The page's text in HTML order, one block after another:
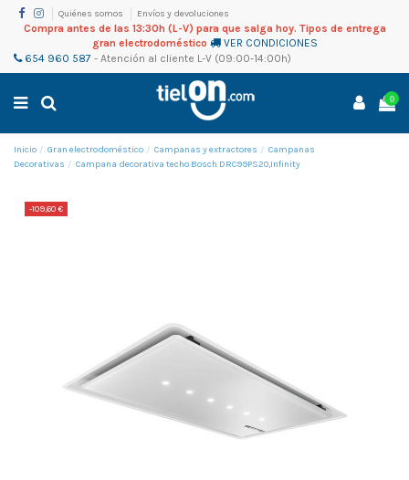
Quiénes somos Envíos y devoluciones
Compra antes de las 13:30h (L-V) para que salga hoy. Tipos de entrega
gran electrodoméstico
VER CONDICIONES
654 960 587 - Atención al cliente L-V (09:00-14:00h)
0
Inicio Gran electrodoméstico Campanas y extractores
Campanas
Decorativas
Campana decorativa techo Bosch DRC99PS20,Infinity
-109,60 €